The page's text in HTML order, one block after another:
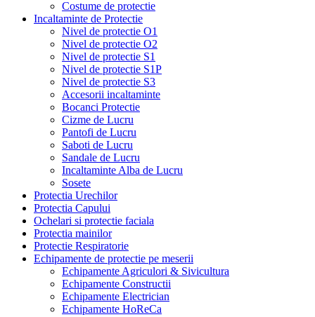
Costume de protectie
Incaltaminte de Protectie
Nivel de protectie O1
Nivel de protectie O2
Nivel de protectie S1
Nivel de protectie S1P
Nivel de protectie S3
Accesorii incaltaminte
Bocanci Protectie
Cizme de Lucru
Pantofi de Lucru
Saboti de Lucru
Sandale de Lucru
Incaltaminte Alba de Lucru
Sosete
Protectia Urechilor
Protectia Capului
Ochelari si protectie faciala
Protectia mainilor
Protectie Respiratorie
Echipamente de protectie pe meserii
Echipamente Agriculori & Sivicultura
Echipamente Constructii
Echipamente Electrician
Echipamente HoReCa